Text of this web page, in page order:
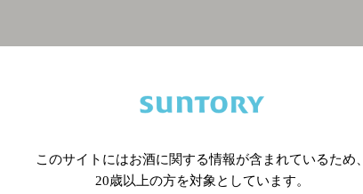
関連ページ
このサイトにはお酒に関する情報が含まれているため、
20歳以上の方を対象としています。